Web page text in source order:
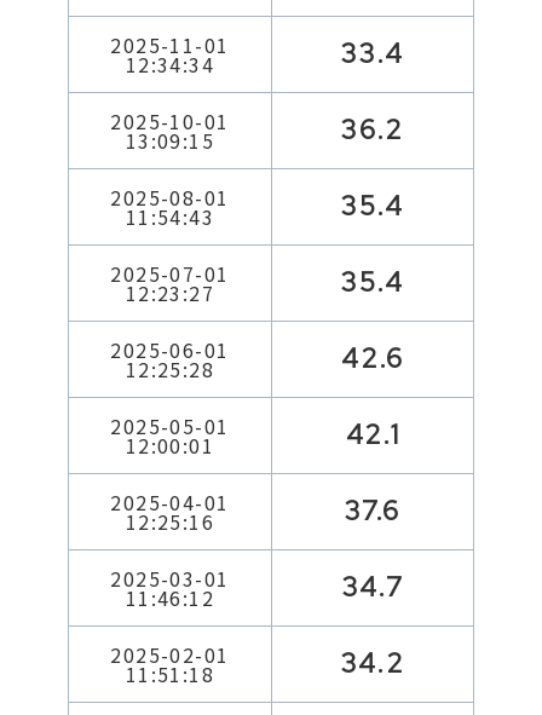
2025-11-01
12:34:34 33.4
2025-10-01
13:09:15 36.2
2025-08-01
11:54:43 35.4
2025-07-01
12:23:27 35.4
2025-06-01
12:25:28 42.6
2025-05-01
12:00:01 42.1
2025-04-01
12:25:16 37.6
2025-03-01
11:46:12 34.7
2025-02-01
11:51:18 34.2